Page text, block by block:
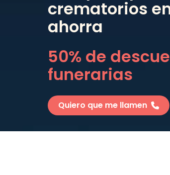
crematorios
ahorra
50% de
funerarias
Quiero que me llamen